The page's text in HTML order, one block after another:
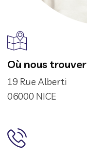
Où nous trouver
19 Rue Alberti
06000 NICE